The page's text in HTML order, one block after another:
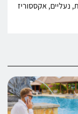
נעליים, אקססוריז